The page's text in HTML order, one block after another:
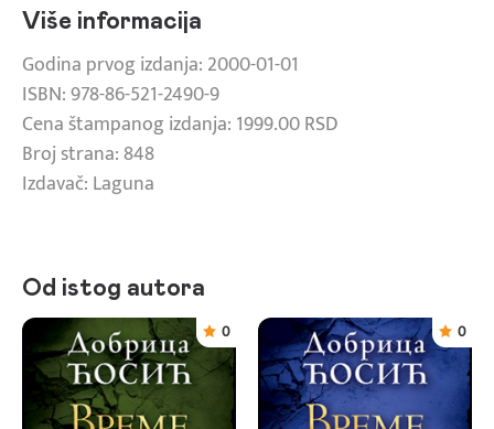
Više informacija
Godina prvog izdanja: 2000-01-01
ISBN: 978-86-521-2490-9
Cena štampanog izdanja: 1999.00 RSD
Broj strana: 848
Izdavač: Laguna
Od istog autora
0
0